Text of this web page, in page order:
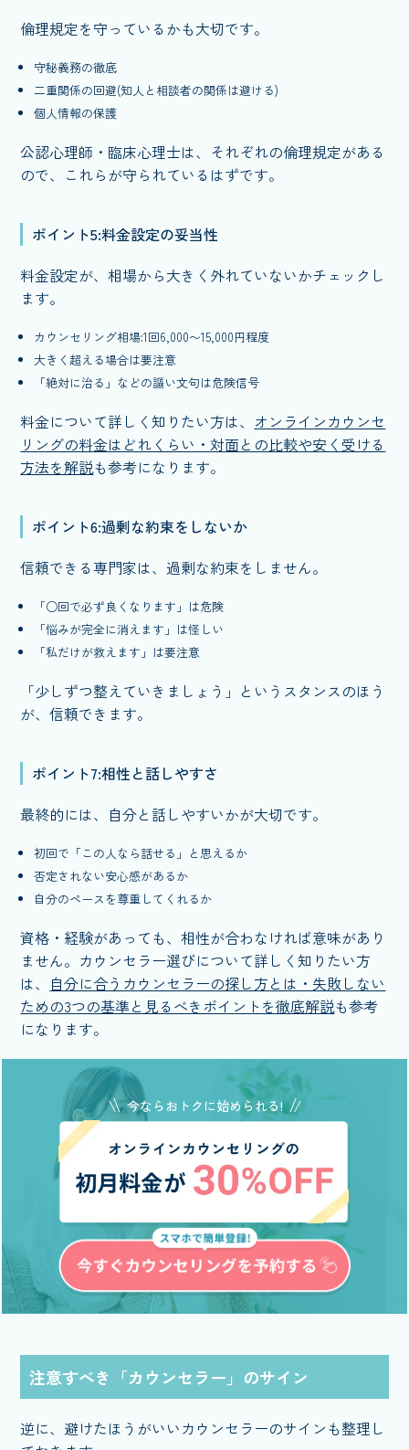
倫理規定を守っているかも大切です。
守秘義務の徹底
二重関係の回避(知人と相談者の関係は避ける)
個人情報の保護
公認心理師・臨床心理士は、それぞれの倫理規定がある
ので、これらが守られているはずです。
ポイント5:料金設定の妥当性
料金設定が、相場から大きく外れていないかチェックし
ます。
カウンセリング相場:1回6,000〜15,000円程度
大きく超える場合は要注意
「絶対に治る」などの謳い文句は危険信号
料金について詳しく知りたい方は、 オンラインカウンセ
リングの料金はどれくらい・対面との比較や安く受ける
方法を解説も参考になります。
ポイント6:過剰な約束をしないか
信頼できる専門家は、過剰な約束をしません。
「○回で必ず良くなります」は危険
「悩みが完全に消えます」は怪しい
「私だけが救えます」は要注意
「少しずつ整えていきましょう」というスタンスのほう
が、信頼できます。
ポイント7:相性と話しやすさ
最終的には、自分と話しやすいかが大切です。
初回で「この人なら話せる」と思えるか
否定されない安心感があるか
自分のペースを尊重してくれるか
資格・経験があっても、相性が合わなければ意味があり
ません。カウンセラー選びについて詳しく知りたい方
は、 自分に合うカウンセラーの探し方とは・失敗しない
ための3つの基準と見るべきポイントを徹底解説も参考
になります。
今ならおトクに始められる!
注意すべき「カウンセラー」のサイン
逆に、避けたほうがいいカウンセラーのサインも整理し